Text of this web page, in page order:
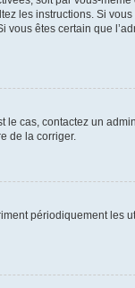
les instructions. Si
êtes certain que
le cas, contactez un
de la corriger.
périodiquement les